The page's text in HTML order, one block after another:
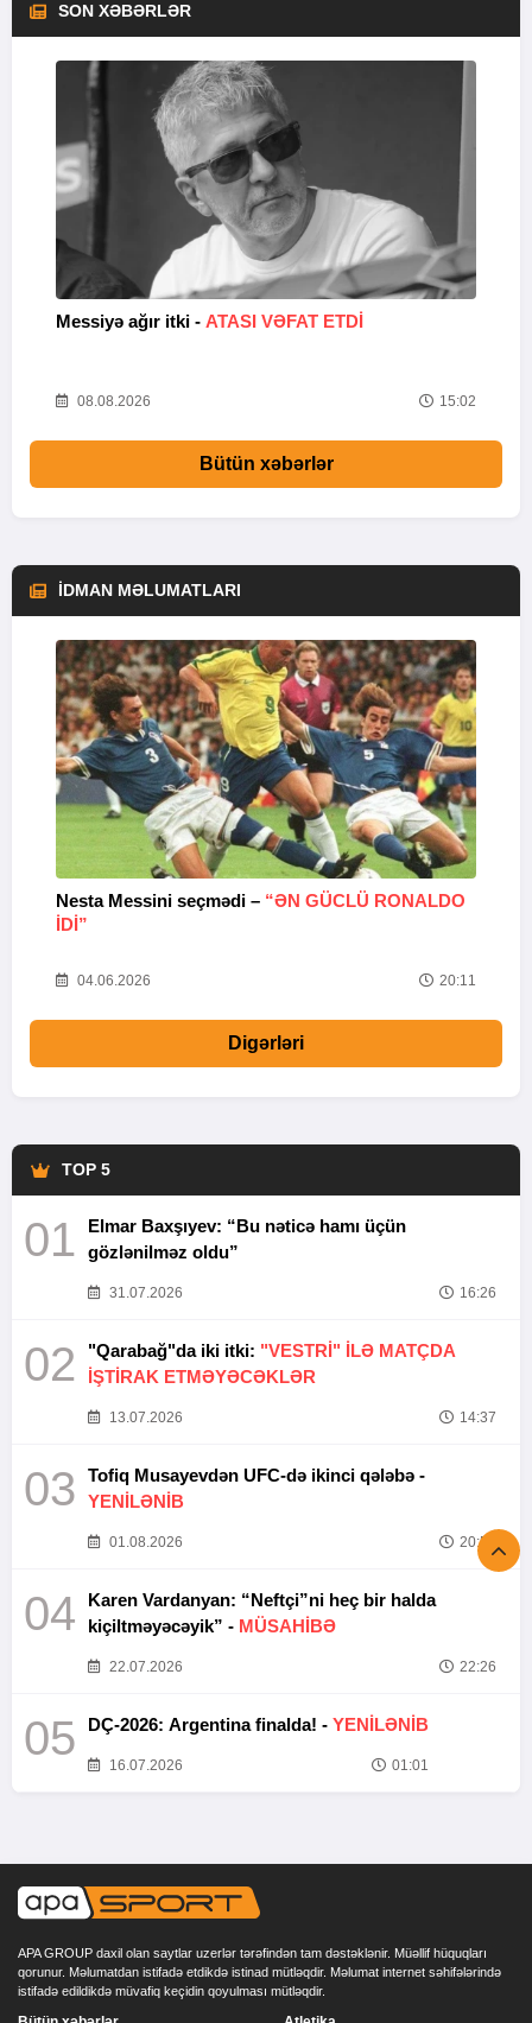
SON XƏBƏRLƏR
Messiyə ağır itki - ATASI VƏFAT ETDI
08.08.2026 15:02
Bütün xəbərlər
İDMAN MƏLUMATLARI
Nesta Messini seçmədi – “ƏN GÜCLÜ RONALDO
IDI”
04.06.2026 20:11
Digərləri
TOP 5
01
Elmar Baxşıyev: “Bu nəticə hamı üçün
gözlənilməz oldu”
31.07.2026 16:26
02 "Qarabağ"da iki itki: "VESTRİ" İLƏ MATÇDA
İŞTİRAK ETMƏYƏCƏKLƏR
13.07.2026 14:37
03
Tofiq Musayevdən UFC-də ikinci qələbə -
YENİLƏNİB
01.08.2026 20:52
04
Karen Vardanyan: “Neftçi”ni heç bir halda
kiçiltməyəcəyik” - MÜSAHİBƏ
22.07.2026 22:26
05 DÇ-2026: Argentina finalda! - YENİLƏNİB
16.07.2026 01:01
APA GROUP daxil olan saytlar uzerlər tərəfindən tam dəstəklənir. Müəllif hüquqları
qorunur. Məlumatdan istifadə etdikdə istinad mütləqdir. Məlumat internet səhifələrində
istifadə edildikdə müvafiq keçidin qoyulması mütləqdir.